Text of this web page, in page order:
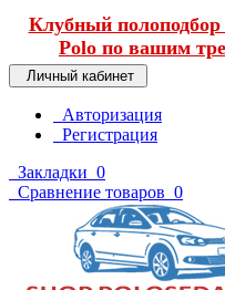
Клубный
Polo по вашим
Личный кабинет
Авторизация
Регистрация
Закладки 0
Сравнение товаров 0